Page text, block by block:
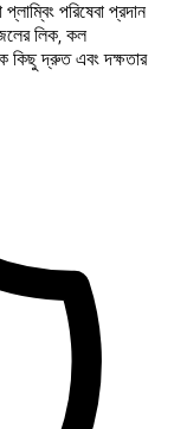
পরিষেবা প্রদান
লিক, কল
কিছু দ্রুত এবং দক্ষতার